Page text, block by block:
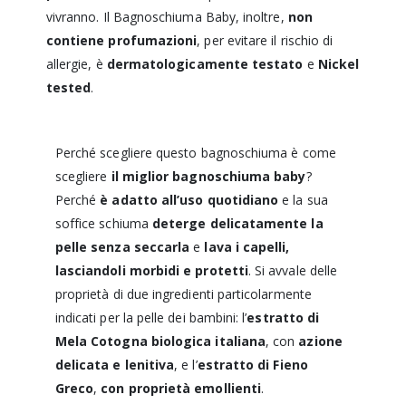
vivranno. Il Bagnoschiuma Baby, inoltre, non
contiene profumazioni, per evitare il rischio di
allergie, è dermatologicamente testato e Nickel
tested.
Perché scegliere questo bagnoschiuma è come
scegliere il miglior bagnoschiuma baby?
Perché è adatto all’uso quotidiano e la sua
soffice schiuma deterge delicatamente la
pelle senza seccarla e lava i capelli,
lasciandoli morbidi e protetti. Si avvale delle
proprietà di due ingredienti particolarmente
indicati per la pelle dei bambini: l’estratto di
Mela Cotogna biologica italiana, con azione
delicata e lenitiva, e l’estratto di Fieno
Greco, con proprietà emollienti.